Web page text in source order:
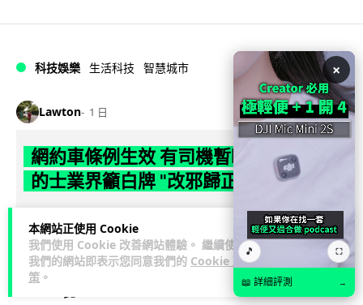
本網站正使用 Cookie
我們使用 Cookie 改善網站體驗。 繼續使用
我們的網站即表示您同意我們的 Cookie 政
策 。
科技娛樂 生活科技 智慧城市
Lawton 1 日
網約車條例生效 有司機暫時停工避風頭
的士業界籲白牌 "改邪歸正"
規管網約車法例大部分條文已於 8 月 3 日生效，的士業界就期
望白牌車司機，能夠「改邪歸正」回流駕駛的士。新例大幅提
高罰則，首次定罪最高罰款... 閱讀全文
×
🎵 ⛶
📖 詳細評測 →